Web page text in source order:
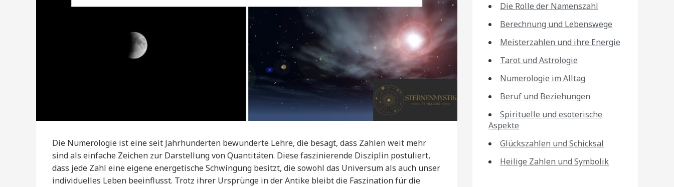
Die Numerologie ist eine seit Jahrhunderten bewunderte Lehre, die besagt, dass Zahlen weit mehr
sind als einfache Zeichen zur Darstellung von Quantitäten. Diese faszinierende Disziplin postuliert,
dass jede Zahl eine eigene energetische Schwingung besitzt, die sowohl das Universum als auch unser
individuelles Leben beeinflusst. Trotz ihrer Ursprünge in der Antike bleibt die Faszination für die
Die Rolle der Namenszahl
Berechnung und Lebenswege
Meisterzahlen und ihre Energie
Tarot und Astrologie
Numerologie im Alltag
Beruf und Beziehungen
Spirituelle und esoterische
Aspekte
Glückszahlen und Schicksal
Heilige Zahlen und Symbolik